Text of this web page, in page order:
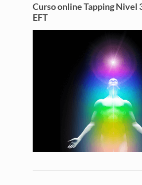
Curso online Tapping Nivel
EFT